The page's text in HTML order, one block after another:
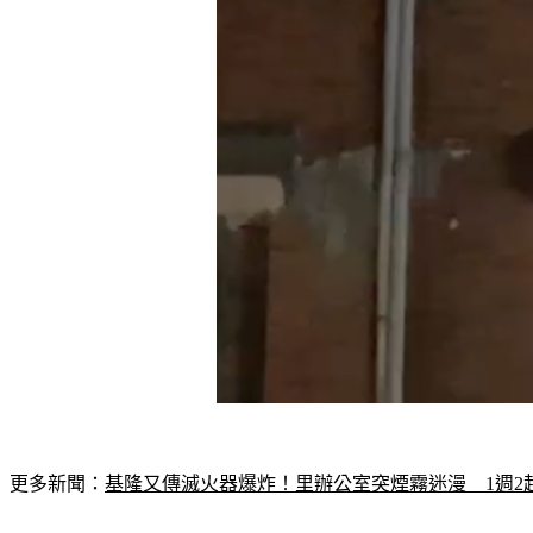
更多新聞： 基隆又傳滅火器爆炸！里辦公室突煙霧迷漫　1週2